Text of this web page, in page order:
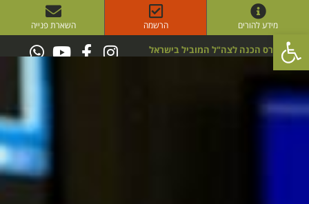
פתח סרגל נגישות
מידע להורים הרשמה השארת פנייה
קורס הכנה לצה"ל המוביל בישראל